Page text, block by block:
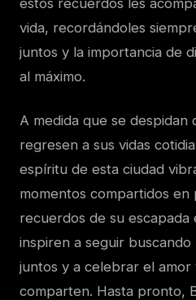
vida, recordándoles
juntos y la importancia de
al máximo.
A medida que se despidan
regresen a sus vidas
espíritu de esta ciudad
momentos compartidos en
recuerdos de su escapada
inspiren a seguir buscando
juntos y a celebrar el amor
comparten. Hasta pronto,